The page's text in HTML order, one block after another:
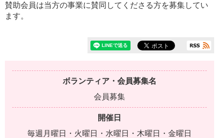
賛助会員は当方の事業に賛同してくださる方を募集してい
ます。
ボランティア・会員募集名
会員募集
開催日
毎週月曜日・火曜日・水曜日・木曜日・金曜日